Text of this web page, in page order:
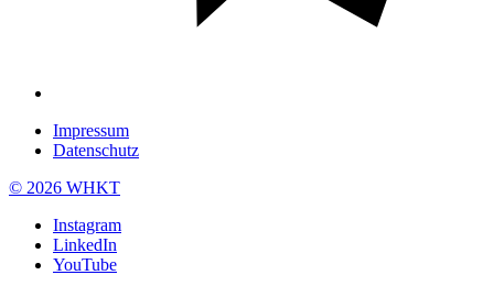
Impressum
Datenschutz
© 2026 WHKT
Instagram
LinkedIn
YouTube